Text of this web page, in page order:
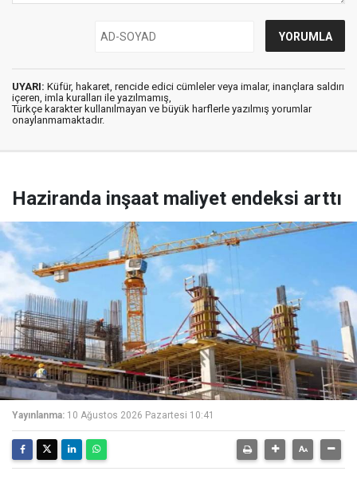
UYARI: Küfür, hakaret, rencide edici cümleler veya imalar, inançlara saldırı
içeren, imla kuralları ile yazılmamış,
Türkçe karakter kullanılmayan ve büyük harflerle yazılmış yorumlar
onaylanmamaktadır.
Haziranda inşaat maliyet endeksi arttı
Yayınlanma: 10 Ağustos 2026 Pazartesi 10:41